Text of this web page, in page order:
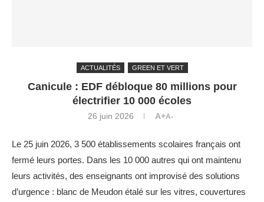
ACTUALITÉS GREEN ET VERT
Canicule : EDF débloque 80 millions pour
électrifier 10 000 écoles
26 juin 2026 A+A-
Le 25 juin 2026, 3 500 établissements scolaires français ont
fermé leurs portes. Dans les 10 000 autres qui ont maintenu
leurs activités, des enseignants ont improvisé des solutions
d’urgence : blanc de Meudon étalé sur les vitres, couvertures